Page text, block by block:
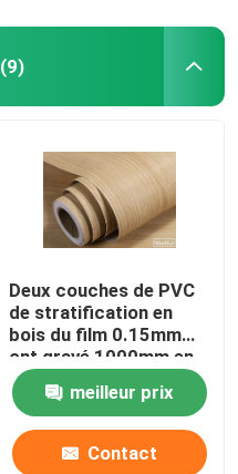
(9)
Deux couches de PVC
de stratification en
bois du film 0.15mm
ont gravé 1000mm en
refief
meilleur prix
Contact